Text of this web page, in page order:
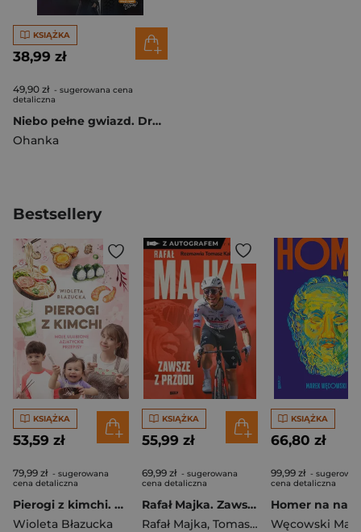
KSIĄŻKA
38,99 zł
49,90 zł - sugerowana cena
detaliczna
Niebo pełne gwiazd. Dreadful. Tom 4
Ohanka
Bestsellery
KSIĄŻKA
53,59 zł
79,99 zł - sugerowana
cena detaliczna
Pierogi z kimchi. Moje ulubione azjatyckie przepisy
Wioleta Błazucka
KSIĄŻKA
55,99 zł
69,99 zł - sugerowana
cena detaliczna
Rafał Majka. Zawsze z przodu. Rozmawia Tomasz Kalemba - książka z autografem
Rafał Majka, Tomasz Kalemba
KSIĄŻKA
66,80 zł
99,99 zł -
cena detaliczna
Węcowski